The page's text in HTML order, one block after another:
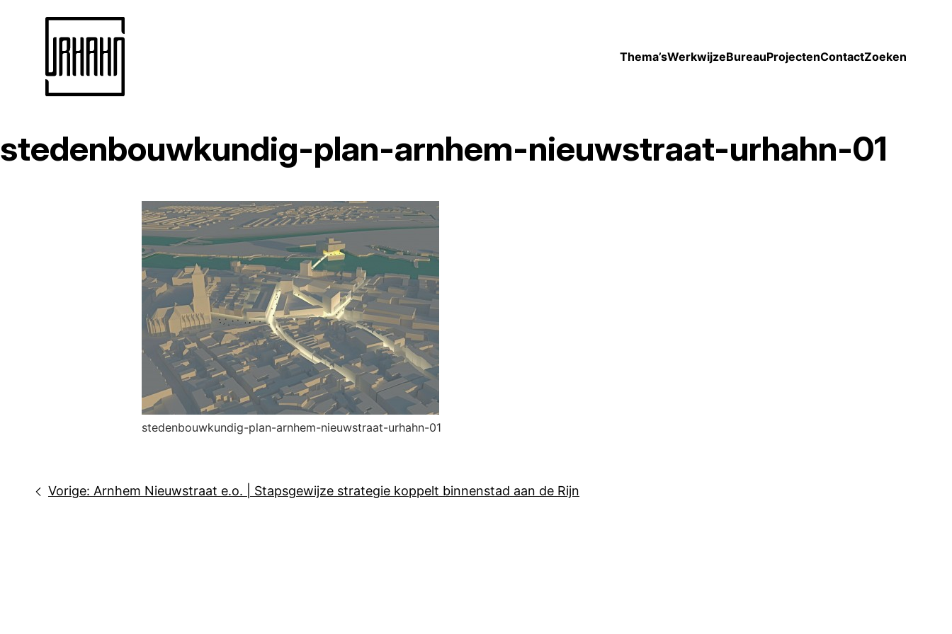
Naar
inhoud
Thema’sWerkwijzeBureauProjectenContactZoeken
stedenbouwkundig-plan-arnhem-nieuwstraat-urhahn-01
stedenbouwkundig-plan-arnhem-nieuwstraat-urhahn-01
Bericht
Vorige: Arnhem Nieuwstraat e.o. | Stapsgewijze strategie koppelt binnenstad aan de Rijn